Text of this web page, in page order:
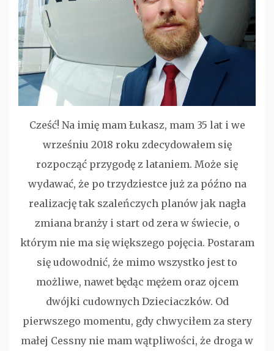
Cześć! Na imię mam Łukasz, mam 35 lat i we
wrześniu 2018 roku zdecydowałem się
rozpocząć przygodę z lataniem. Może się
wydawać, że po trzydziestce już za późno na
realizację tak szaleńczych planów jak nagła
zmiana branży i start od zera w świecie, o
którym nie ma się większego pojęcia. Postaram
się udowodnić, że mimo wszystko jest to
możliwe, nawet będąc mężem oraz ojcem
dwójki cudownych Dzieciaczków. Od
pierwszego momentu, gdy chwyciłem za stery
małej Cessny nie mam wątpliwości, że droga w